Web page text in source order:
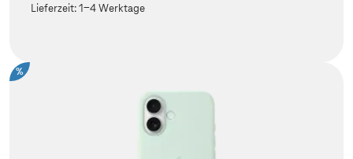
Lieferzeit:1-4 Werktage
%